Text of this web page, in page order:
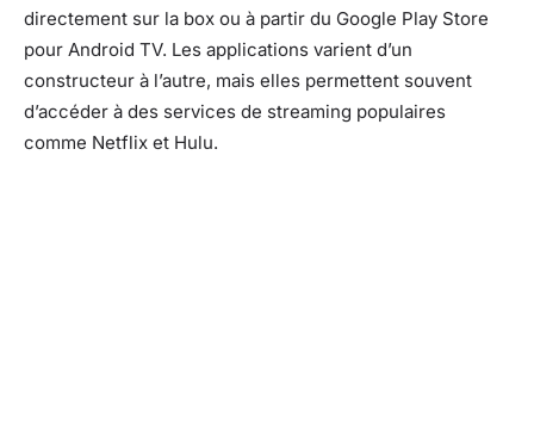
directement sur la box ou à partir du Google Play Store
pour Android TV. Les applications varient d’un
constructeur à l’autre, mais elles permettent souvent
d’accéder à des services de streaming populaires
comme Netflix et Hulu.